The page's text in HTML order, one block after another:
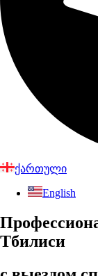
ქართული
English
Тбилиси